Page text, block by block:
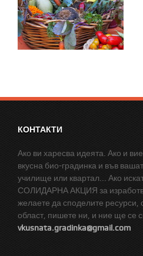
КОНТАКТИ
Ако ви харесва идеята. Ако и
вкусна био-градинка и във
училище или квартал... Ако
СОЛИДАРНА АКЦИЯ за
желаете да споделите ресурси,
област, пишете ни, и ние ще се
vkusnata.gradinka@gmail.com